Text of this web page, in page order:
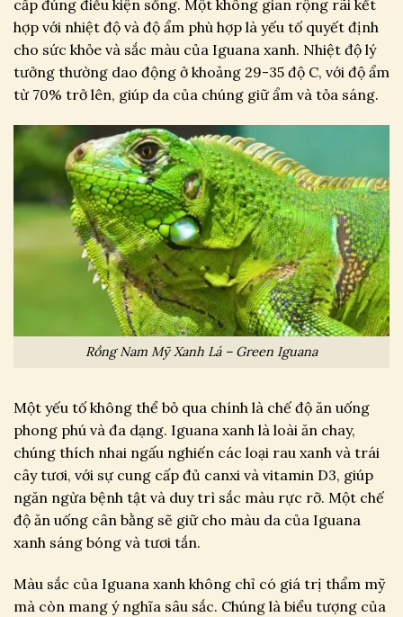
cấp đúng điều kiện sống. Một không gian rộng rãi kết
hợp với nhiệt độ và độ ẩm phù hợp là yếu tố quyết định
cho sức khỏe và sắc màu của Iguana xanh. Nhiệt độ lý
tưởng thường dao động ở khoảng 29-35 độ C, với độ ẩm
từ 70% trở lên, giúp da của chúng giữ ẩm và tỏa sáng.
Rồng Nam Mỹ Xanh Lá – Green Iguana
Một yếu tố không thể bỏ qua chính là chế độ ăn uống
phong phú và đa dạng. Iguana xanh là loài ăn chay,
chúng thích nhai ngấu nghiến các loại rau xanh và trái
cây tươi, với sự cung cấp đủ canxi và vitamin D3, giúp
ngăn ngừa bệnh tật và duy trì sắc màu rực rỡ. Một chế
độ ăn uống cân bằng sẽ giữ cho màu da của Iguana
xanh sáng bóng và tươi tắn.
Màu sắc của Iguana xanh không chỉ có giá trị thẩm mỹ
mà còn mang ý nghĩa sâu sắc. Chúng là biểu tượng của